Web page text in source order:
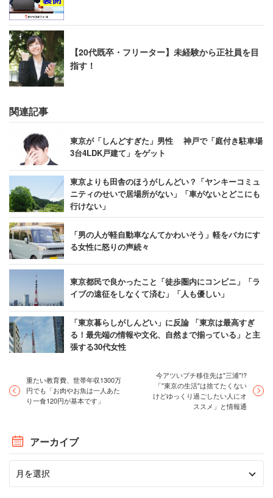
【20代既卒・フリーター】未経験から正社員を目
指す！
関連記事
東京が「しんどすぎた」男性 神戸で「庭付き駐車場
3台4LDK戸建て」をゲット
東京よりも田舎のほうがしんどい？「ヤンキーコミュ
ニティのせいで居場所がない」「車がないとどこにも
行けない」
「男の人が軽自動車なんてかわいそう」軽をバカにす
る女性に怒りの声続々
東京都民で良かったこと「徒歩圏内にコンビニ」「ラ
イブの遠征をしなくて済む」「人も優しい」
「東京暮らしがしんどい」に反論 「東京は最高すぎ
る！最先端の情報や文化、自然まで揃っている」と主
張する30代女性
重たい教育費、世帯年収1300万
円でも「お肉やお魚は一人あた
り一食120円が基本です」
今アツいプチ移住先は"三浦"!?
「"東京の生活"は捨てたくない
けどゆっくり過ごしたい人にオ
ススメ」と情報通
アーカイブ